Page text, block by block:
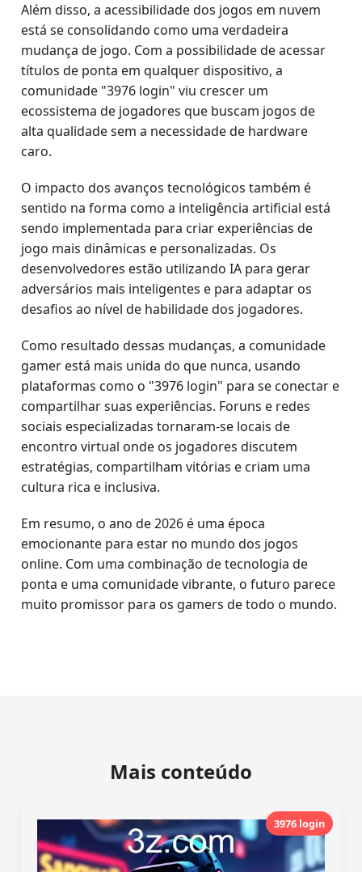
Além disso, a acessibilidade dos jogos em nuvem
está se consolidando como uma verdadeira
mudança de jogo. Com a possibilidade de acessar
títulos de ponta em qualquer dispositivo, a
comunidade "3976 login" viu crescer um
ecossistema de jogadores que buscam jogos de
alta qualidade sem a necessidade de hardware
caro.
O impacto dos avanços tecnológicos também é
sentido na forma como a inteligência artificial está
sendo implementada para criar experiências de
jogo mais dinâmicas e personalizadas. Os
desenvolvedores estão utilizando IA para gerar
adversários mais inteligentes e para adaptar os
desafios ao nível de habilidade dos jogadores.
Como resultado dessas mudanças, a comunidade
gamer está mais unida do que nunca, usando
plataformas como o "3976 login" para se conectar e
compartilhar suas experiências. Foruns e redes
sociais especializadas tornaram-se locais de
encontro virtual onde os jogadores discutem
estratégias, compartilham vitórias e criam uma
cultura rica e inclusiva.
Em resumo, o ano de 2026 é uma época
emocionante para estar no mundo dos jogos
online. Com uma combinação de tecnologia de
ponta e uma comunidade vibrante, o futuro parece
muito promissor para os gamers de todo o mundo.
Mais conteúdo
3976 login